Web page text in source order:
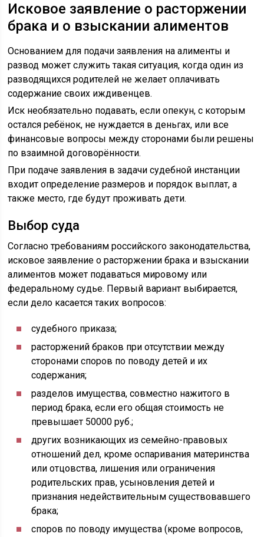
Исковое заявление о расторжении
брака и о взыскании алиментов
Основанием для подачи заявления на алименты и
развод может служить такая ситуация, когда один из
разводящихся родителей не желает оплачивать
содержание своих иждивенцев.
Иск необязательно подавать, если опекун, с которым
остался ребёнок, не нуждается в деньгах, или все
финансовые вопросы между сторонами были решены
по взаимной договорённости.
При подаче заявления в задачи судебной инстанции
входит определение размеров и порядок выплат, а
также место, где будут проживать дети.
Выбор суда
Согласно требованиям российского законодательства,
исковое заявление о расторжении брака и взыскании
алиментов может подаваться мировому или
федеральному судье. Первый вариант выбирается,
если дело касается таких вопросов:
судебного приказа;
расторжений браков при отсутствии между
сторонами споров по поводу детей и их
содержания;
разделов имущества, совместно нажитого в
период брака, если его общая стоимость не
превышает 50000 руб.;
других возникающих из семейно-правовых
отношений дел, кроме оспаривания материнства
или отцовства, лишения или ограничения
родительских прав, усыновления детей и
признания недействительным существовавшего
брака;
споров по поводу имущества (кроме вопросов,